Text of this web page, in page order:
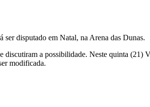
disputado em Natal, na Arena das Dunas.
a possibilidade. Neste quinta (21)
modificada.